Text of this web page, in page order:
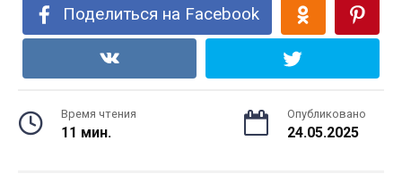
Поделиться на Facebook
Время чтения
11 мин.
Опубликовано
24.05.2025